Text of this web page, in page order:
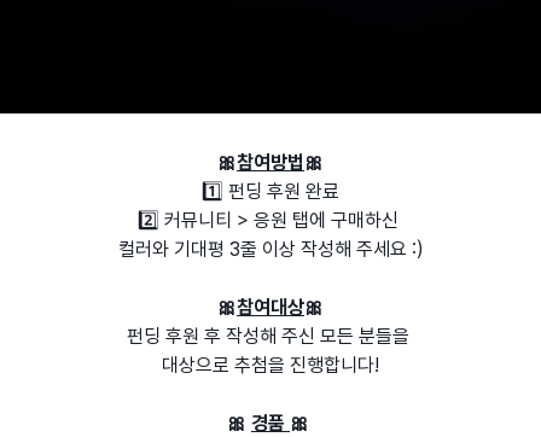
🎀참여방법 🎀
1️⃣ 펀딩 후원 완료
2️⃣ 커뮤니티 > 응원 탭에 구매하신
컬러와 기대평 3줄 이상 작성해 주세요 :)
🎀참여대상🎀
펀딩 후원 후 작성해 주신 모든 분들을
대상으로 추첨을 진행합니다!
🎀 경품 🎀